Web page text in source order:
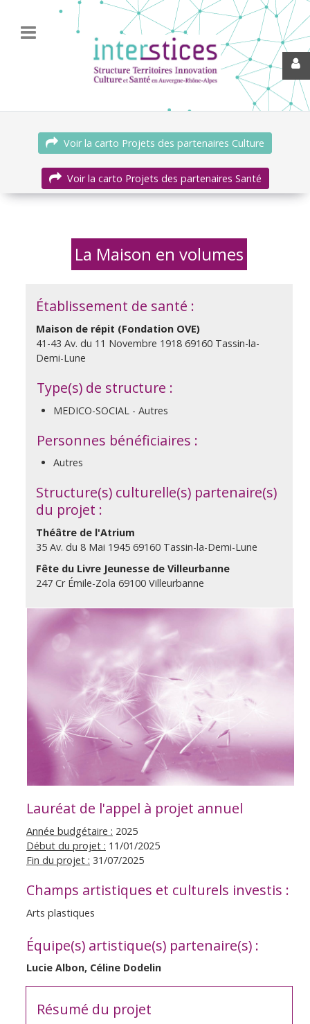
Voir la carto Projets des partenaires Culture
Voir la carto Projets des partenaires Santé
La Maison en volumes
Établissement de santé :
Maison de répit (Fondation OVE)
41-43 Av. du 11 Novembre 1918 69160 Tassin-la-
Demi-Lune
Type(s) de structure :
MEDICO-SOCIAL - Autres
Personnes bénéficiaires :
Autres
Structure(s) culturelle(s) partenaire(s)
du projet :
Théâtre de l'Atrium
35 Av. du 8 Mai 1945 69160 Tassin-la-Demi-Lune
Fête du Livre Jeunesse de Villeurbanne
247 Cr Émile-Zola 69100 Villeurbanne
Lauréat de l'appel à projet annuel
Année budgétaire : 2025
Début du projet : 11/01/2025
Fin du projet : 31/07/2025
Champs artistiques et culturels investis :
Arts plastiques
Équipe(s) artistique(s) partenaire(s) :
Lucie Albon, Céline Dodelin
Résumé du projet